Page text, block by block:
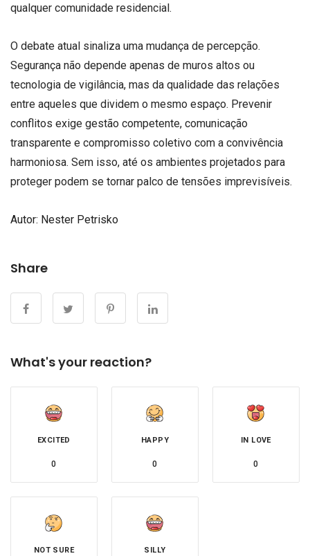
qualquer comunidade residencial.
O debate atual sinaliza uma mudança de percepção.
Segurança não depende apenas de muros altos ou
tecnologia de vigilância, mas da qualidade das relações
entre aqueles que dividem o mesmo espaço. Prevenir
conflitos exige gestão competente, comunicação
transparente e compromisso coletivo com a convivência
harmoniosa. Sem isso, até os ambientes projetados para
proteger podem se tornar palco de tensões imprevisíveis.
Autor: Nester Petrisko
Share
What's your reaction?
EXCITED
0
HAPPY
0
IN LOVE
0
NOT SURE SILLY